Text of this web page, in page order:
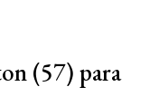
(57) para